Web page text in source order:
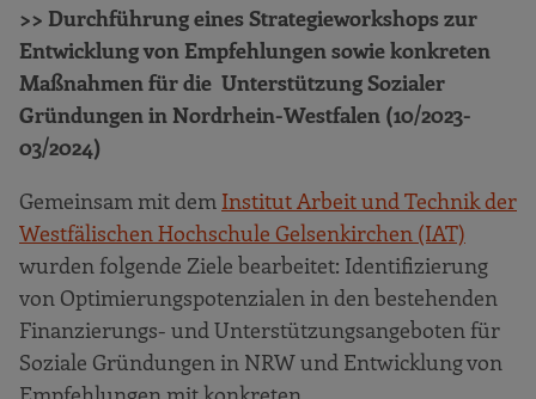
>> Durchführung eines Strategieworkshops zur
Entwicklung von Empfehlungen sowie konkreten
Maßnahmen für die Unterstützung Sozialer
Gründungen in Nordrhein-Westfalen (10/2023-
03/2024)
Gemeinsam mit dem Institut Arbeit und Technik der
Westfälischen Hochschule Gelsenkirchen (IAT)
wurden folgende Ziele bearbeitet: Identifizierung
von Optimierungspotenzialen in den bestehenden
Finanzierungs- und Unterstützungsangeboten für
Soziale Gründungen in NRW und Entwicklung von